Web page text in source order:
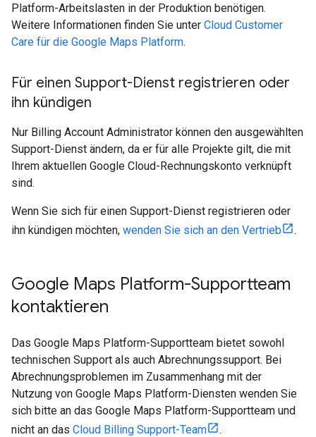
Platform-Arbeitslasten in der Produktion benötigen.
Weitere Informationen finden Sie unter Cloud Customer
Care für die Google Maps Platform.
Für einen Support-Dienst registrieren oder
ihn kündigen
Nur Billing Account Administrator können den ausgewählten
Support-Dienst ändern, da er für alle Projekte gilt, die mit
Ihrem aktuellen Google Cloud-Rechnungskonto verknüpft
sind.
Wenn Sie sich für einen Support-Dienst registrieren oder
ihn kündigen möchten, wenden Sie sich an den Vertrieb .
Google Maps Platform-Supportteam
kontaktieren
Das Google Maps Platform-Supportteam bietet sowohl
technischen Support als auch Abrechnungssupport. Bei
Abrechnungsproblemen im Zusammenhang mit der
Nutzung von Google Maps Platform-Diensten wenden Sie
sich bitte an das Google Maps Platform-Supportteam und
nicht an das Cloud Billing Support-Team .